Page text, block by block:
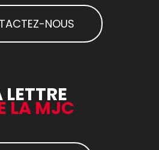
NOUS
LETTRE
LA MJC